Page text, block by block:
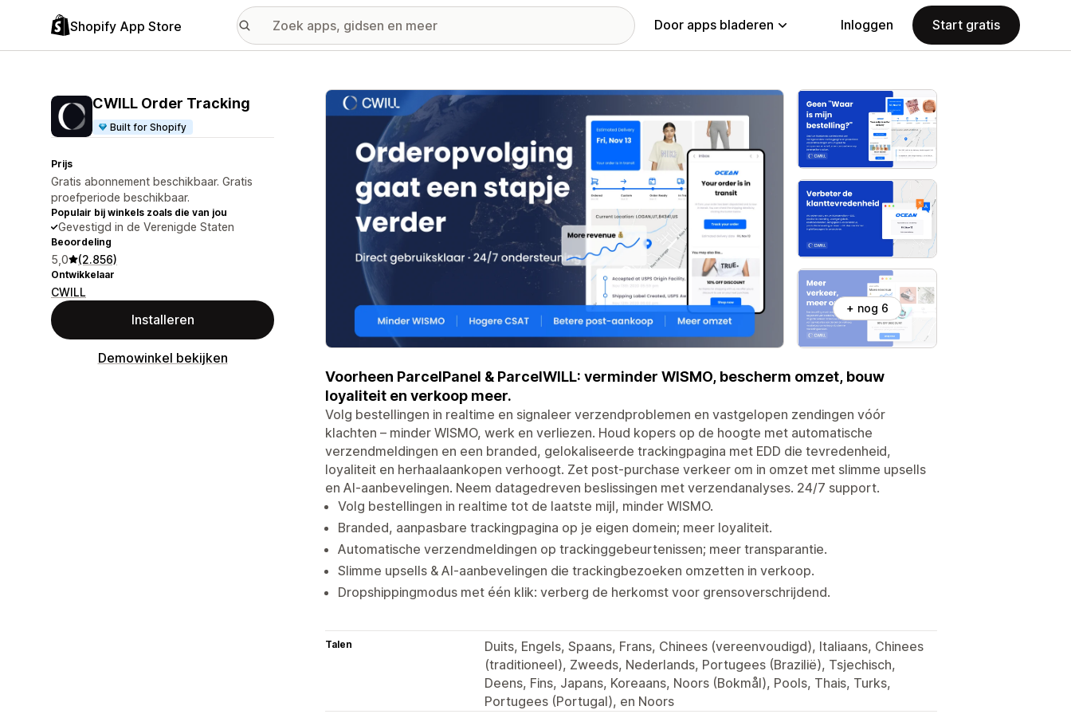
Shopify App Store Door apps bladeren Inloggen Start gratis
CWILL Order Tracking
Built for Shopify
Prijs
Gratis abonnement beschikbaar. Gratis
proefperiode beschikbaar.
Populair bij winkels zoals die van jou
Gevestigd in de Verenigde Staten
Beoordeling
5,0 (2.856)
Ontwikkelaar
CWILL
Installeren
Demowinkel bekijken
Galerij met uitgelichte afbeeldingen
+ nog 6
Voorheen ParcelPanel & ParcelWILL: verminder WISMO, bescherm omzet, bouw
loyaliteit en verkoop meer.
Volg bestellingen in realtime en signaleer verzendproblemen en vastgelopen zendingen vóór
klachten – minder WISMO, werk en verliezen. Houd kopers op de hoogte met automatische
verzendmeldingen en een branded, gelokaliseerde trackingpagina met EDD die tevredenheid,
loyaliteit en herhaalaankopen verhoogt. Zet post-purchase verkeer om in omzet met slimme upsells
en AI-aanbevelingen. Neem datagedreven beslissingen met verzendanalyses. 24/7 support.
Volg bestellingen in realtime tot de laatste mijl, minder WISMO.
Branded, aanpasbare trackingpagina op je eigen domein; meer loyaliteit.
Automatische verzendmeldingen op trackinggebeurtenissen; meer transparantie.
Slimme upsells & AI-aanbevelingen die trackingbezoeken omzetten in verkoop.
Dropshippingmodus met één klik: verberg de herkomst voor grensoverschrijdend.
Talen
Duits, Engels, Spaans, Frans, Chinees (vereenvoudigd), Italiaans, Chinees
(traditioneel), Zweeds, Nederlands, Portugees (Brazilië), Tsjechisch,
Deens, Fins, Japans, Koreaans, Noors (Bokmål), Pools, Thais, Turks,
Portugees (Portugal), en Noors